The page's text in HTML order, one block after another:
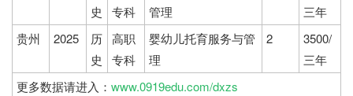
史
专科
管理
三年
贵州
2025
历
史
高职
专科
婴幼儿托育服务与管
理
2
3500/
三年
更多数据请进入： www.0919edu.com/dxzs